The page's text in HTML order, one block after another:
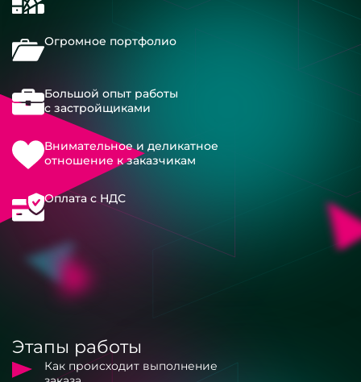
Огромное портфолио
Большой опыт работы
с застройщиками
Внимательное и деликатное
отношение к заказчикам
Оплата с НДС
Этапы работы
Как происходит выполнение